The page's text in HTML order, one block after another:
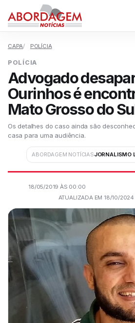
CAPA POLÍCIA
POLÍCIA
Advogado
Ourinhos é
Mato Grosso do
Os detalhes do caso ainda são
casa para uma audiência.
ABORDAGEM NOTÍCIASJORNALISMO
18/05/2019 ÀS 00:00
ATUALIZADA EM 18/10/